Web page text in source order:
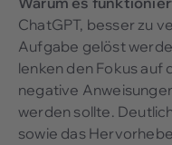
ChatGPT, besser zu
Aufgabe gelöst
lenken den Fokus auf
negative
werden sollte.
sowie das